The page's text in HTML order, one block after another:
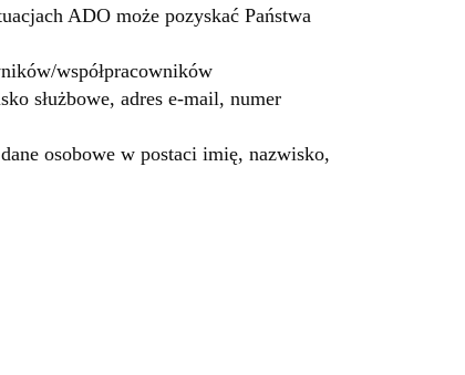
ADO może pozyskać Państwa
współpracowników
służbowe, adres e-mail, numer
osobowe w postaci imię, nazwisko,